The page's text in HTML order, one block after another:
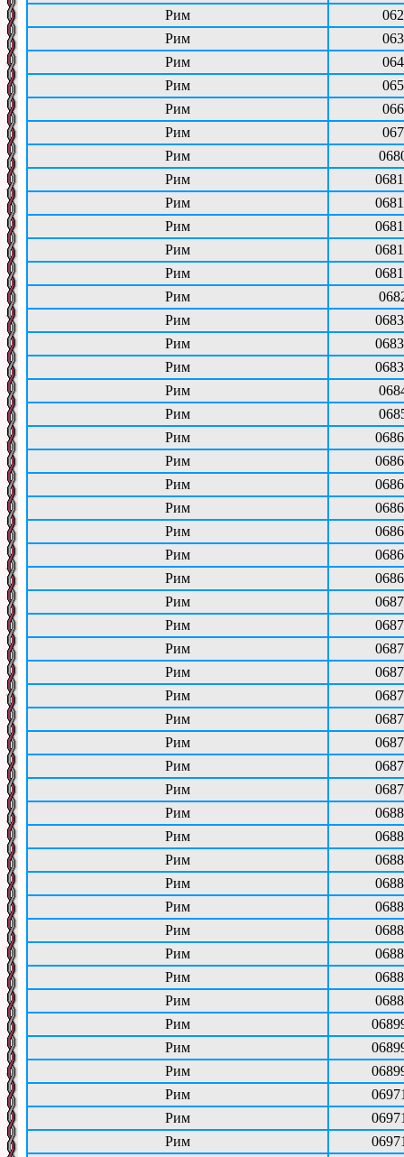
Рим
062
Рим
063
Рим
064
Рим
065
Рим
066
Рим
067
Рим
Рим
Рим
Рим
Рим
Рим
Рим
Рим
Рим
Рим
Рим
Рим
Рим
Рим
Рим
Рим
Рим
Рим
Рим
Рим
Рим
Рим
Рим
Рим
Рим
Рим
Рим
Рим
Рим
Рим
Рим
Рим
Рим
Рим
Рим
Рим
Рим
Рим
Рим
Рим
Рим
Рим
Рим